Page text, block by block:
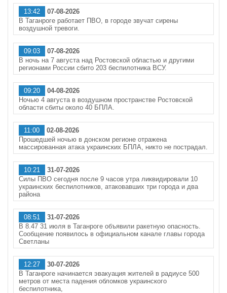
13:42
07-08-2026
В Таганроге работает ПВО, в городе звучат сирены
воздушной тревоги.
09:03
07-08-2026
В ночь на 7 августа над Ростовской областью и другими
регионами России сбито 203 беспилотника ВСУ.
09:20
04-08-2026
Ночью 4 августа в воздушном пространстве Ростовской
области сбиты около 40 БПЛА.
11:00
02-08-2026
Прошедшей ночью в донском регионе отражена
массированная атака украинских БПЛА, никто не пострадал.
10:21
31-07-2026
Силы ПВО сегодня после 9 часов утра ликвидировали 10
украинских беспилотников, атаковавших три города и два
района
08:51
31-07-2026
В 8.47 31 июля в Таганроге объявили ракетную опасность.
Сообщение появилось в официальном канале главы города
Светланы
12:27
30-07-2026
В Таганроге начинается эвакуация жителей в радиусе 500
метров от места падения обломков украинского
беспилотника,